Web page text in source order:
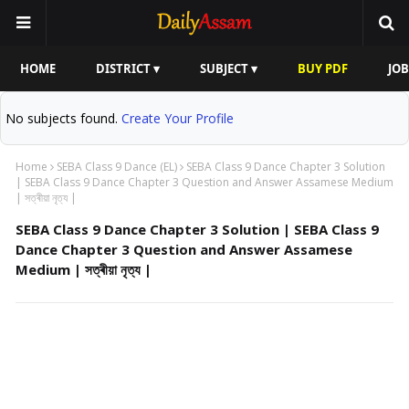
HOME DISTRICT ▾ SUBJECT ▾ BUY PDF
No subjects found. Create Your Profile
Home SEBA Class 9 Dance (EL)
SEBA Class 9 Dance Chapter 3 Solution
| SEBA Class 9 Dance Chapter 3 Question and Answer Assamese Medium
| সত্ৰীয়া নৃত্য |
SEBA Class 9 Dance Chapter 3 Solution | SEBA Class 9
Dance Chapter 3 Question and Answer Assamese
Medium | সত্ৰীয়া নৃত্য |